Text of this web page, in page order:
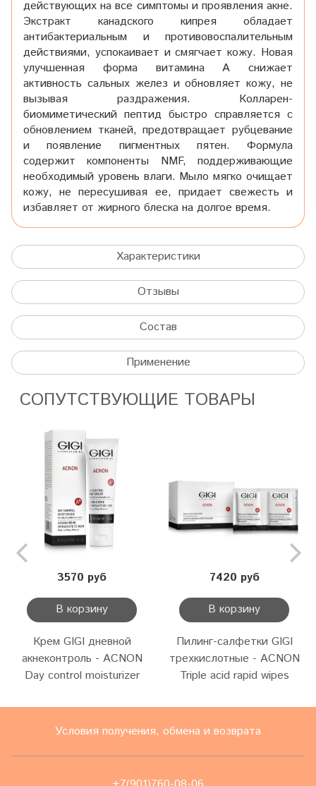
действующих на все симптомы и проявления акне.
Экстракт канадского кипрея обладает
антибактериальным и противовоспалительным
действиями, успокаивает и смягчает кожу. Новая
улучшенная форма витамина А снижает
активность сальных желез и обновляет кожу, не
вызывая раздражения. Колларен-
биомиметический пептид быстро справляется с
обновлением тканей, предотвращает рубцевание
и появление пигментных пятен. Формула
содержит компоненты NMF, поддерживающие
необходимый уровень влаги. Мыло мягко очищает
кожу, не пересушивая ее, придает свежесть и
избавляет от жирного блеска на долгое время.
Характеристики
Отзывы
Состав
Применение
СОПУТСТВУЮЩИЕ ТОВАРЫ
3570 руб
В корзину
Крем GIGI дневной
акнеконтроль - ACNON
Day control moisturizer
7420 руб
В корзину
Пилинг-салфетки GIGI
трехкислотные - ACNON
Triple acid rapid wipes
Условия получения, обмена и возврата